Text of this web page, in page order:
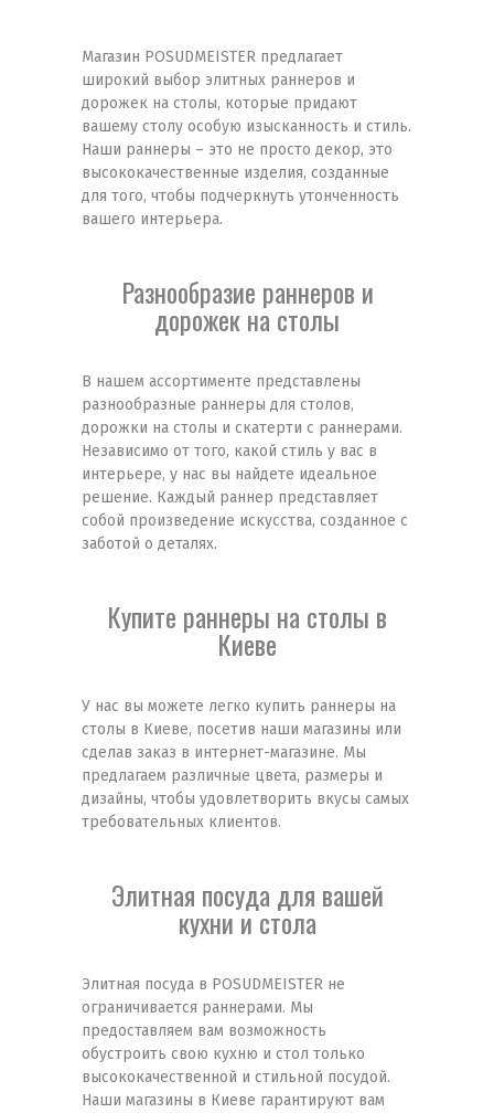
Магазин POSUDMEISTER предлагает
широкий выбор элитных раннеров и
дорожек на столы, которые придают
вашему столу особую изысканность и стиль.
Наши раннеры – это не просто декор, это
высококачественные изделия, созданные
для того, чтобы подчеркнуть утонченность
вашего интерьера.
Разнообразие раннеров и
дорожек на столы
В нашем ассортименте представлены
разнообразные раннеры для столов,
дорожки на столы и скатерти с раннерами.
Независимо от того, какой стиль у вас в
интерьере, у нас вы найдете идеальное
решение. Каждый раннер представляет
собой произведение искусства, созданное с
заботой о деталях.
Купите раннеры на столы в
Киеве
У нас вы можете легко купить раннеры на
столы в Киеве, посетив наши магазины или
сделав заказ в интернет-магазине. Мы
предлагаем различные цвета, размеры и
дизайны, чтобы удовлетворить вкусы самых
требовательных клиентов.
Элитная посуда для вашей
кухни и стола
Элитная посуда в POSUDMEISTER не
ограничивается раннерами. Мы
предоставляем вам возможность
обустроить свою кухню и стол только
высококачественной и стильной посудой.
Наши магазины в Киеве гарантируют вам